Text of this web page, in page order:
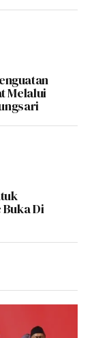
Melalui
Di